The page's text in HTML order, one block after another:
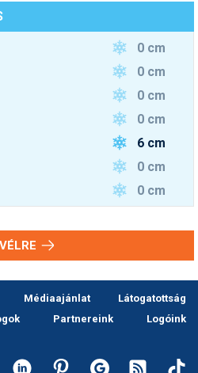
0 cm
0 cm
0 cm
0 cm
6 cm
0 cm
0 cm
Médiaajánlat
Látogatottság
Partnereink
Logóink